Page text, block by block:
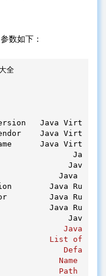
数如下：
全
Java
Java
Java
Java
Java Virtual
Java Virtual
Java Virtual
Java
Java
Java Virtual
Java
Java
Java
Java
Java
List of
Default
Name
Path